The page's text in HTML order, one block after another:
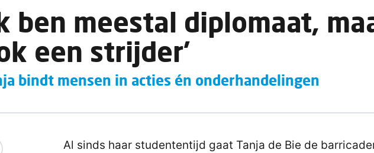
ben meestal diplomaat,
een strijder’
bindt mensen in acties én onderhandelingen
Al sinds haar studententijd gaat Tanja de Bie de